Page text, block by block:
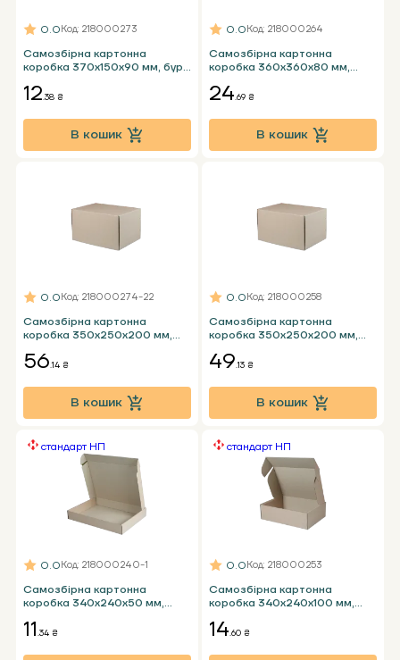
Самозбірна картонна
коробка 370х150х90 мм, бура
0.0Код: 218000273
12.38 ₴
В кошик
Самозбірна картонна
коробка 360х360х80 мм,
0.0Код: 218000264
24.69 ₴
В кошик
Самозбірна картонна
коробка 350х250х200 мм,
0.0Код: 218000274-22
56.14 ₴
В кошик
Самозбірна картонна
коробка 350х250х200 мм,
0.0Код: 218000258
49.13 ₴
В кошик
стандарт НП
Самозбірна картонна
коробка 340x240x50 мм,
пошти пласка
0.0Код: 218000240-1
11.34 ₴
стандарт НП
Самозбірна картонна
коробка 340x240x100 мм,
пошти
0.0Код: 218000253
14.60 ₴